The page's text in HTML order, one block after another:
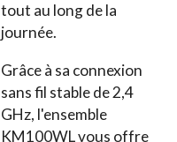
tout au long de la
journée.
Grâce à sa connexion
sans fil stable de 2,4
GHz, l'ensemble
KM100WL vous offre